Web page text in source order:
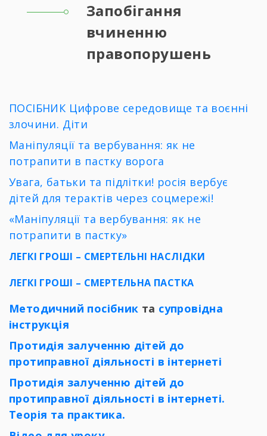
Запобігання
вчиненню
правопорушень
ПОСІБНИК Цифрове середовище та воєнні
злочини. Діти
Маніпуляції та вербування: як не
потрапити в пастку ворога
Увага, батьки та підлітки! росія вербує
дітей для терактів через соцмережі!
«Маніпуляції та вербування: як не
потрапити в пастку»
ЛЕГКІ ГРОШІ – СМЕРТЕЛЬНІ НАСЛІДКИ
ЛЕГКІ ГРОШІ – СМЕРТЕЛЬНА ПАСТКА
Методичний посібник та супровідна
інструкція
Протидія залученню дітей до
протиправної діяльності в інтернеті
Протидія залученню дітей до
протиправної діяльності в інтернеті.
Теорія та практика.